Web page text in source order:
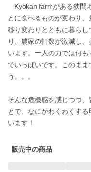
Kyokan farmがある狭間
とに食べるものが変わり
移り変わりとともに暮ら
り、農家の軒数が激減し
います。一人の力では何
でいっぱいです。このま
う。。。
そんな危機感を感じつつ
とで、なにかわくわくす
います！
販売中の商品